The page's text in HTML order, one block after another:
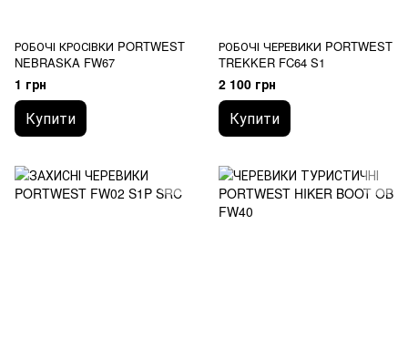
РОБОЧІ КРОСІВКИ PORTWEST
NEBRASKA FW67
1 грн
Купити
РОБОЧІ ЧЕРЕВИКИ PORTWEST
TREKKER FC64 S1
2 100 грн
Купити